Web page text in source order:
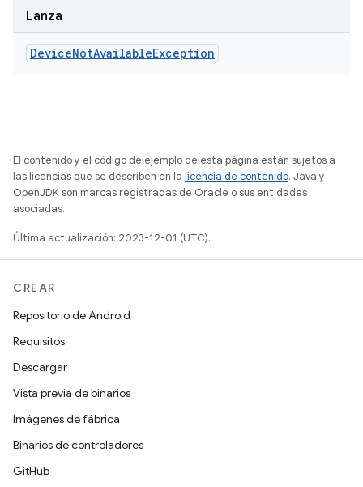
Lanza
DeviceNotAvailableException
El contenido y el código de ejemplo de esta página están sujetos a
las licencias que se describen en la licencia de contenido. Java y
OpenJDK son marcas registradas de Oracle o sus entidades
asociadas.
Última actualización: 2023-12-01 (UTC).
CREAR
Repositorio de Android
Requisitos
Descargar
Vista previa de binarios
Imágenes de fábrica
Binarios de controladores
GitHub